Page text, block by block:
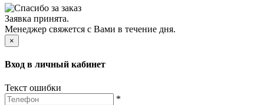
Заявка принята.
Менеджер свяжется с Вами в течение дня.
×
Вход в личный кабинет
Текст ошибки
*